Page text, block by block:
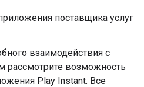
поставщика услуг
взаимодействия с
рассмотрите возможность
Play Instant. Все